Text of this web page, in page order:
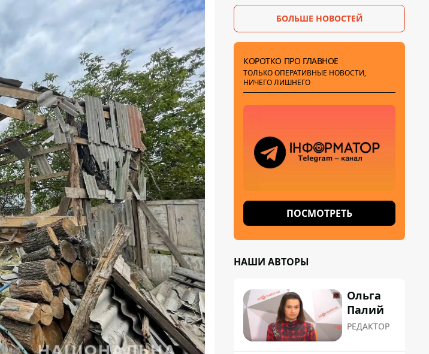
БОЛЬШЕ НОВОСТЕЙ
КОРОТКО ПРО ГЛАВНОЕ
ТОЛЬКО ОПЕРАТИВНЫЕ НОВОСТИ,
НИЧЕГО ЛИШНЕГО
ПОСМОТРЕТЬ
НАШИ АВТОРЫ
Ольга
Палий
РЕДАКТОР